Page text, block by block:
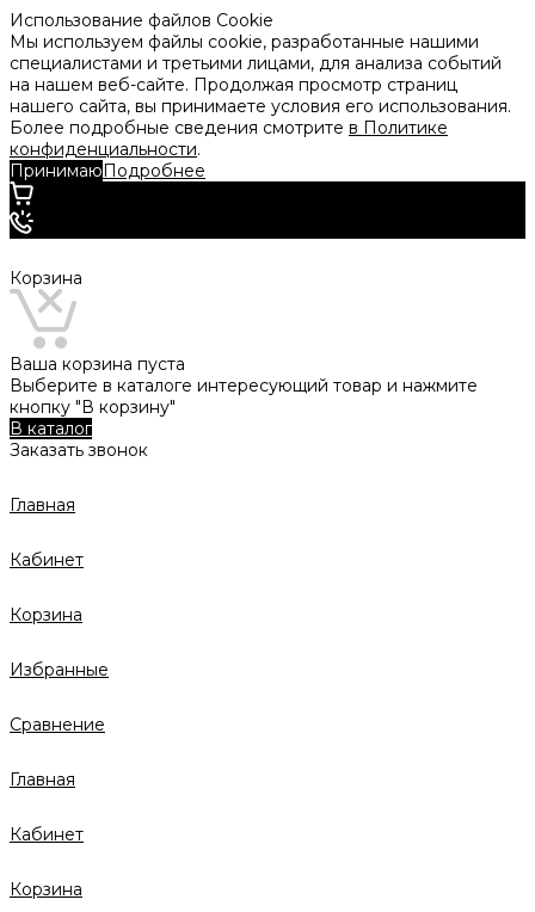
Использование файлов Cookie
Мы используем файлы cookie, разработанные нашими
специалистами и третьими лицами, для анализа событий
на нашем веб-сайте. Продолжая просмотр страниц
нашего сайта, вы принимаете условия его использования.
Более подробные сведения смотрите в Политике
конфиденциальности.
ПринимаюПодробнее
Корзина
Ваша корзина пуста
Выберите в каталоге интересующий товар и нажмите
кнопку "В корзину"
В каталог
Заказать звонок
Главная
Кабинет
Корзина
Избранные
Сравнение
Главная
Кабинет
Корзина